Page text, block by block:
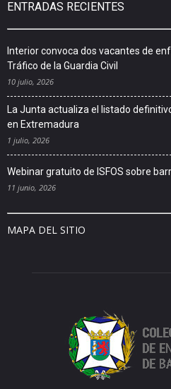
ENTRADAS RECIENTES
Interior convoca dos vacantes de
Tráfico de la Guardia Civil
10 julio, 2026
La Junta actualiza el listado
en Extremadura
1 julio, 2026
Webinar gratuito de ISFOS sobre
11 junio, 2026
MAPA DEL SITIO